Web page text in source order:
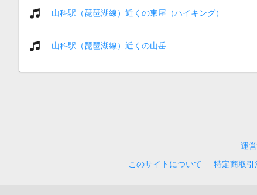
山科駅（琵琶湖線）近くの東屋（ハイキング）
山科駅（琵琶湖線）近くの山岳
運
このサイトについて
特定商取引